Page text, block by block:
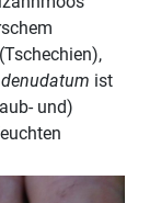
denudatum ist
und)